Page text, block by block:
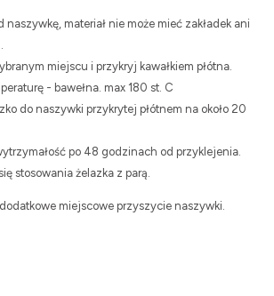
naszywkę, materiał nie może mieć zakładek ani
miejscu i przykryj kawałkiem płótna.
- bawełna. max 180 st. C
do naszywki przykrytej płótnem na około 20
po 48 godzinach od przyklejenia.
stosowania żelazka z parą.
miejscowe przyszycie naszywki.